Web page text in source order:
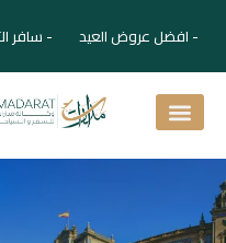
- افضل عروض العيد - سافر